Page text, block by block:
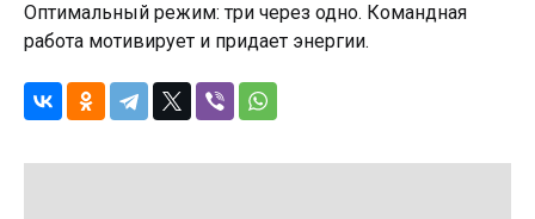
Оптимальный режим: три через одно. Командная
работа мотивирует и придает энергии.